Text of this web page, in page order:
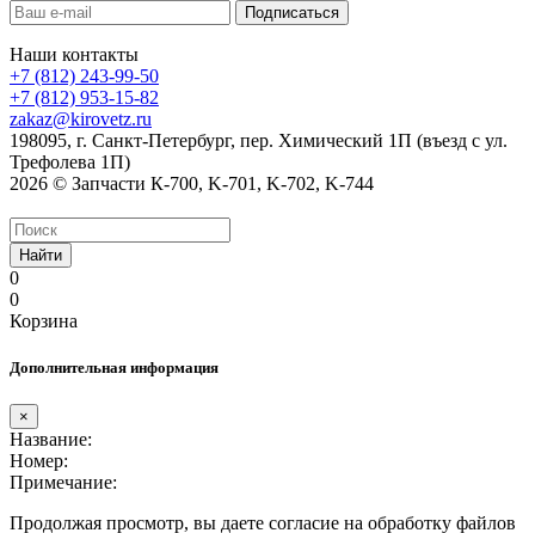
Наши контакты
+7 (812) 243-99-50
+7 (812) 953-15-82
zakaz@kirovetz.ru
198095, г. Санкт-Петербург, пер. Химический 1П (въезд с ул.
Трефолева 1П)
2026 © Запчасти К-700, K-701, K-702, K-744
Найти
0
0
Корзина
Дополнительная информация
×
Название:
Номер:
Примечание:
Продолжая просмотр, вы даете согласие на обработку файлов